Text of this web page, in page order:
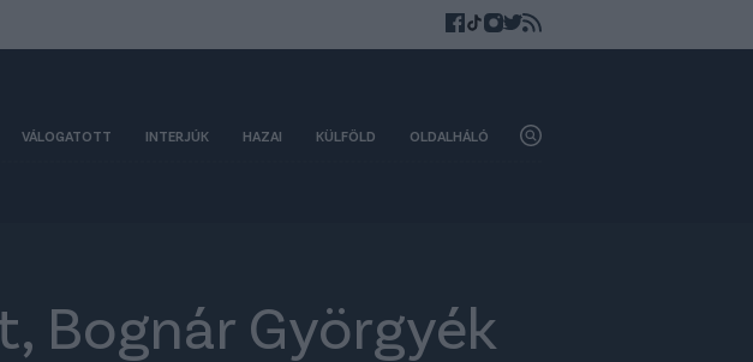
VÁLOGATOTT INTERJÚK HAZAI KÜLFÖLD OLDALHÁLÓ
Bognár Györgyék